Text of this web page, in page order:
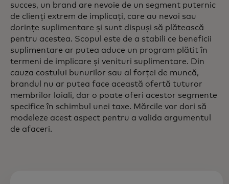
succes, un brand are nevoie de un segment puternic
de clienți extrem de implicați, care au nevoi sau
dorințe suplimentare și sunt dispuși să plătească
pentru acestea. Scopul este de a stabili ce beneficii
suplimentare ar putea aduce un program plătit în
termeni de implicare și venituri suplimentare. Din
cauza costului bunurilor sau al forței de muncă,
brandul nu ar putea face această ofertă tuturor
membrilor loiali, dar o poate oferi acestor segmente
specifice în schimbul unei taxe. Mărcile vor dori să
modeleze acest aspect pentru a valida argumentul
de afaceri.